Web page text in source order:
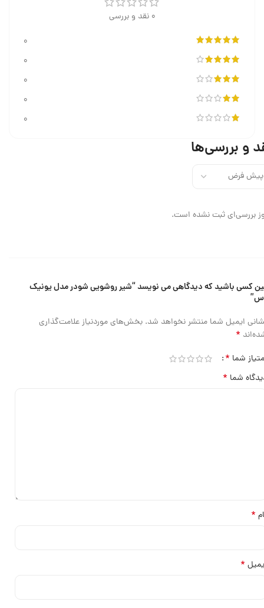
0 نقد و بررسی
0
0
0
0
0
و بررسی‌ها
بررسی‌ای ثبت نشده است.
کسی باشید که دیدگاهی می نویسد “شیر روشویی شودر مدل یونیک
ایمیل شما منتشر نخواهد شد. بخش‌های موردنیاز علامت‌گذاری
*
شما *
شما *
*
*